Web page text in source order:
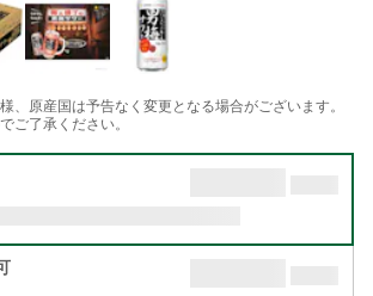
、原産国は予告なく変更となる場合がございます。
ご了承ください。